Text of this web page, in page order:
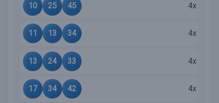
10 25 45 4x
11 13 34 4x
13 24 33 4x
17 34 42 4x